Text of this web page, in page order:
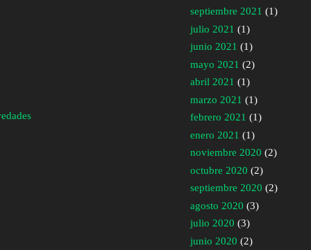
septiembre 2021 (1)
julio 2021 (1)
junio 2021 (1)
mayo 2021 (2)
abril 2021 (1)
marzo 2021 (1)
febrero 2021 (1)
enero 2021 (1)
noviembre 2020 (2)
octubre 2020 (2)
septiembre 2020 (2)
agosto 2020 (3)
julio 2020 (3)
junio 2020 (2)